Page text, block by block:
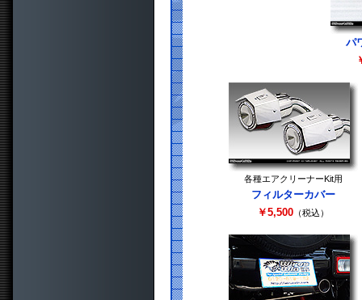
パ
各種エアクリーナーKit用
フィルターカバー
￥5,500 （税込）